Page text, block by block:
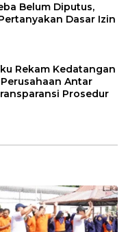
Belum Diputus,
Dasar Izin
Rekam Kedatangan
Antar
Prosedur